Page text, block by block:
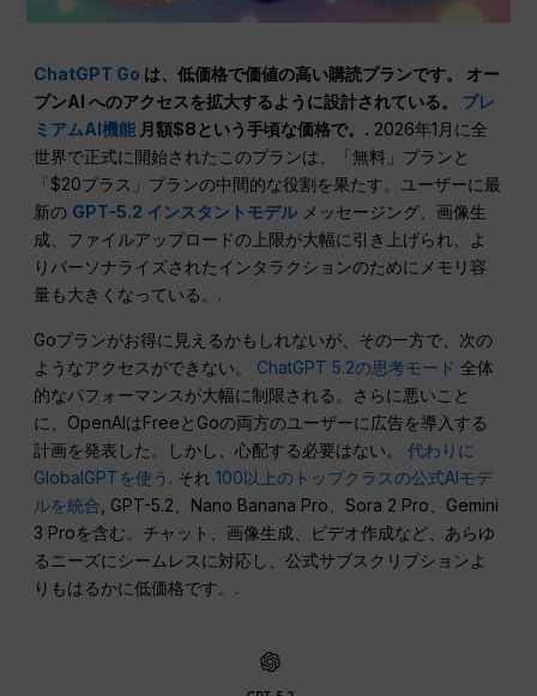
ChatGPT Go は、低価格で価値の高い購読プランです。 オー
プンAI へのアクセスを拡大するように設計されている。 プレ
ミアムAI機能 月額$8という手頃な価格で。. 2026年1月に全
世界で正式に開始されたこのプランは、「無料」プランと
「$20プラス」プランの中間的な役割を果たす。ユーザーに最
新の GPT-5.2 インスタントモデルメッセージング、画像生
成、ファイルアップロードの上限が大幅に引き上げられ、よ
りパーソナライズされたインタラクションのためにメモリ容
量も大きくなっている。.
Goプランがお得に見えるかもしれないが、その一方で、次の
ようなアクセスができない。 ChatGPT 5.2の思考モード 全体
的なパフォーマンスが大幅に制限される。さらに悪いこと
に、OpenAIはFreeとGoの両方のユーザーに広告を導入する
計画を発表した。しかし、心配する必要はない。代わりに
GlobalGPTを使う . それ100以上のトップクラスの公式AIモデ
ルを統合 , GPT-5.2、Nano Banana Pro、Sora 2 Pro、Gemini
3 Proを含む。チャット、画像生成、ビデオ作成など、あらゆ
るニーズにシームレスに対応し、公式サブスクリプションよ
りもはるかに低価格です。.